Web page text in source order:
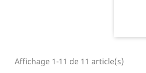
Affichage 1-11 de 11 article(s)